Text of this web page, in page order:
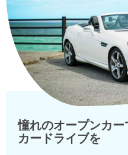
憧れのオープンカ
カードライブを